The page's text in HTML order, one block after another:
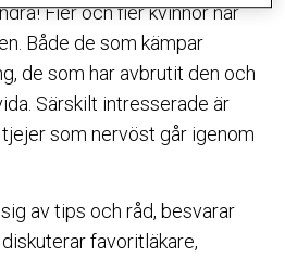
Fler och fler kvinnor har
Både de som kämpar
de som har avbrutit den och
Särskilt intresserade är
tjejer som nervöst går igenom
av tips och råd, besvarar
favoritläkare,